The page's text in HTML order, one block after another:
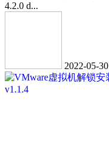
4.2.0 d...
2022-05-30